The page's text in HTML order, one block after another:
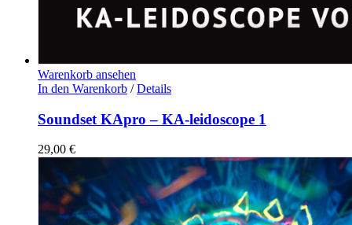
Warenkorb ansehen
In den Warenkorb / Details
Soundset KApro – KA-leidoscope 1
29,00 €